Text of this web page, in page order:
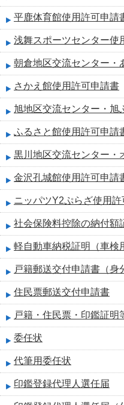
平鹿体育館使用許可申請
浅舞スポーツセンター使
朝倉地区交流センター・
さかえ館使用許可申請書
旭地区交流センター・旭
ふるさと館使用許可申請
黒川地区交流センター・
金沢孔城館使用許可申請
ニッパツY2ぷらざ使用
社会保険料控除の納付額
軽自動車納税証明（車検
戸籍郵送交付申請書（身
住民票郵送交付申請書
戸籍・住民票・印鑑証明
委任状
代筆用委任状
印鑑登録代理人選任届